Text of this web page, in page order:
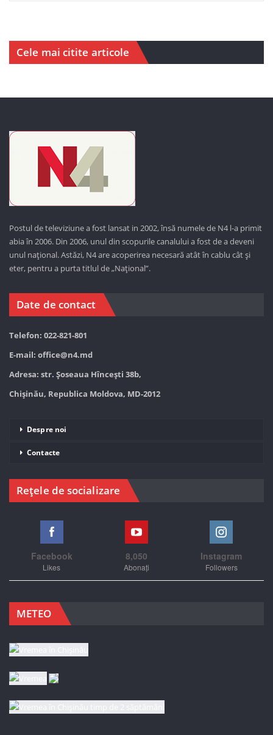
Cele mai citite articole
Postul de televiziune a fost lansat in 2002, însă numele de N4 l-a primit
abia în 2006. Din 2006, unul din scopurile canalului a fost de a deveni
unul național. Astăzi, N4 are acoperirea necesară atât în cablu cât și
eter, pentru a purta titlul de „Național”.
Date de contact
Telefon: 022-821-801
E-mail: office@n4.md
Adresa: str. Șoseaua Hînceşti 38b,
Chișinău, Republica Moldova, MD-2012
Despre noi
Contacte
Rețele de socializare
Facebook
Likes
8,050
Abonați
Instagram
Followers
METEO